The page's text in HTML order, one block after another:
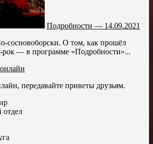
Подробности — 14.09.2021
сосновоборски. О том, как прошёл
рок — в программе «Подробности»...
передавайте приветы друзьям.
отдел